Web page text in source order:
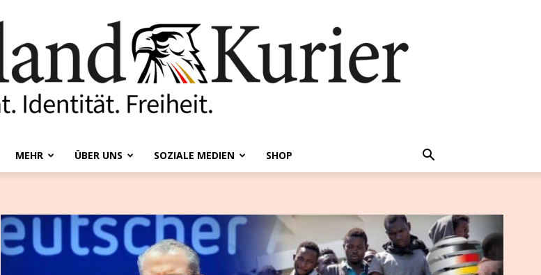
MEHR ÜBER UNS SOZIALE MEDIEN SHOP